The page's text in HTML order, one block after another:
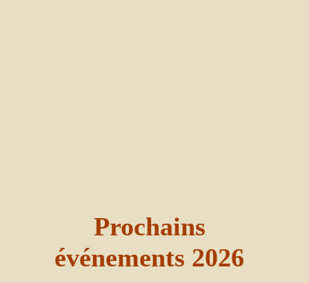
Prochains
événements 2026